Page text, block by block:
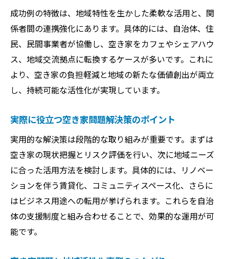
空き家問題の成功例から読み解く共通点
空き家問題解決で失敗しないための注意点
政府支援を活かした空き家問題対策の最前線
政府支援を活用した空き家問題解決策の最
新情報
解説
空き家問題と政府助成金の活用事例を紹介
政府主導の空き家問題対策の効果と課題
空き家問題解決に向けた最新の政策動向
政府支援を最大限に活かす空き家問題対策
法
海外の事例に学ぶ空き家問題の解決ヒント
成功例の特徴は、地域特性を生かした柔軟な活用と、関
係者間の連携強化にあります。具体的には、自治体、住
民、民間事業者が協働し、空き家をカフェやシェアハウ
ス、地域交流拠点に転換するケースが多いです。これに
より、空き家の負担軽減と地域の新たな価値創出が両立
し、持続可能な活性化が実現しています。
実際に役立つ空き家問題解決策のポイント
実用的な解決策は段階的な取り組みが重要です。まずは
空き家の現状把握とリスク評価を行い、次に地域ニーズ
に合った活用方法を検討します。具体的には、リノベー
ションを伴う賃貸化、コミュニティスペース化、さらに
はビジネス用途への転用が挙げられます。これらを自治
体の支援制度と組み合わせることで、効果的な運用が可
能です。